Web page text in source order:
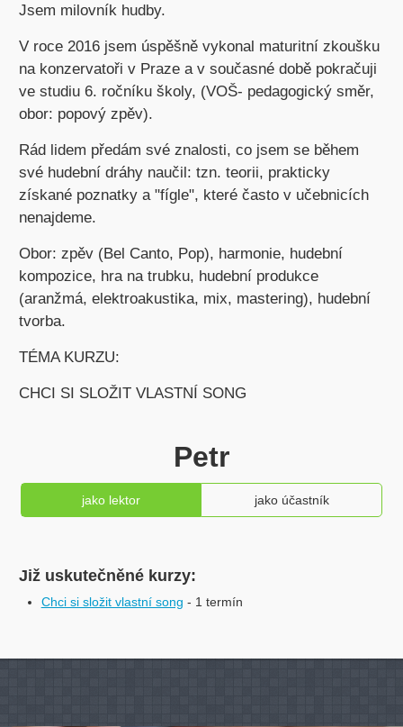
Jsem milovník hudby.
V roce 2016 jsem úspěšně vykonal maturitní zkoušku
na konzervatoři v Praze a v současné době pokračuji
ve studiu 6. ročníku školy, (VOŠ- pedagogický směr,
obor: popový zpěv).
Rád lidem předám své znalosti, co jsem se během
své hudební dráhy naučil: tzn. teorii, prakticky
získané poznatky a "fígle", které často v učebnicích
nenajdeme.
Obor: zpěv (Bel Canto, Pop), harmonie, hudební
kompozice, hra na trubku, hudební produkce
(aranžmá, elektroakustika, mix, mastering), hudební
tvorba.
TÉMA KURZU:
CHCI SI SLOŽIT VLASTNÍ SONG
Petr
jako lektor jako účastník
Již uskutečněné kurzy:
Chci si složit vlastní song - 1 termín